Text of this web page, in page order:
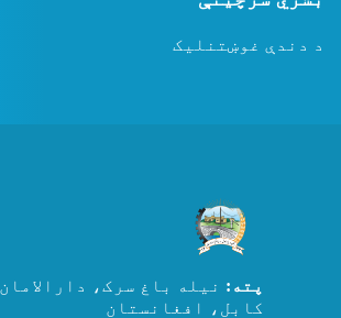
د دندې غوښتنلیک
پته: نیله باغ سرک، دارالامان
کابل، افغانستان